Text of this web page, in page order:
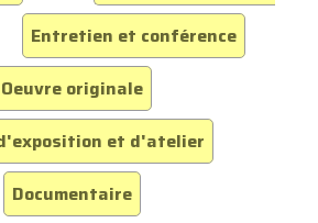
Entretien et conférence
Oeuvre originale
et d'atelier
Documentaire